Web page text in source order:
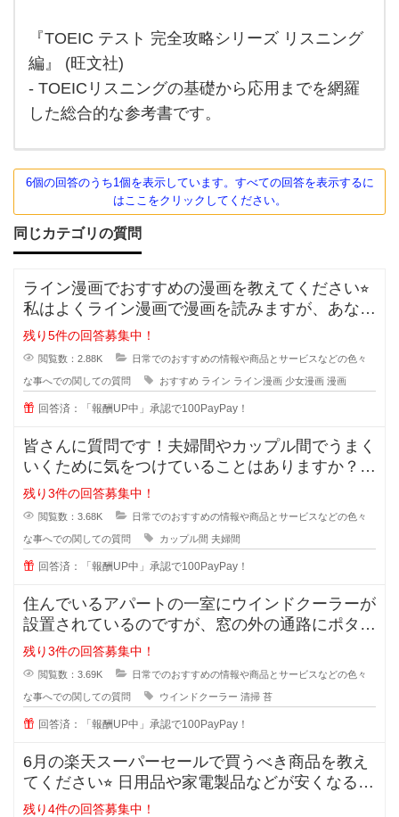
『TOEIC テスト 完全攻略シリーズ リスニング
編』 (旺文社)
- TOEICリスニングの基礎から応用までを網羅
した総合的な参考書です。
6個の回答のうち1個を表示しています。すべての回答を表示するに
はここをクリックしてください。
同じカテゴリの質問
ライン漫画でおすすめの漫画を教えてください⭐︎
私はよくライン漫画で漫画を読みますが、あなた
のおすすめがあれ
残り5件の回答募集中！
閲覧数：2.88K 日常でのおすすめの情報や商品とサービスなどの色々
な事へでの関しての質問 おすすめ ライン ライン漫画 少女漫画 漫画
回答済：「報酬UP中」承認で100PayPay！
皆さんに質問です！夫婦間やカップル間でうまく
いくために気をつけていることはありますか？
私は夫と結婚10年目ですが
残り3件の回答募集中！
閲覧数：3.68K 日常でのおすすめの情報や商品とサービスなどの色々
な事へでの関しての質問 カップル間 夫婦間
回答済：「報酬UP中」承認で100PayPay！
住んでいるアパートの一室にウインドクーラーが
設置されているのですが、窓の外の通路にポタポ
タ水が流れるので、すぐに緑のコケ
残り3件の回答募集中！
閲覧数：3.69K 日常でのおすすめの情報や商品とサービスなどの色々
な事へでの関しての質問 ウインドクーラー 清掃 苔
回答済：「報酬UP中」承認で100PayPay！
6月の楽天スーパーセールで買うべき商品を教え
てください⭐︎ 日用品や家電製品などが安くなる楽
天スーパ
残り4件の回答募集中！